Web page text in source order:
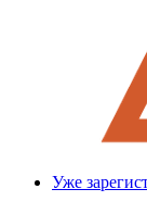
Уже